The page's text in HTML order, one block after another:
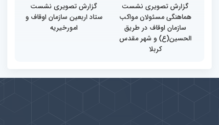
گزارش تصویری نشست
هماهنگی مسئولان مواکب
سازمان اوقاف در طریق
الحسین(ع) و شهر مقدس
کربلا
گزارش تصویری نشست
ستاد اربعین سازمان اوقاف و
امورخیریه